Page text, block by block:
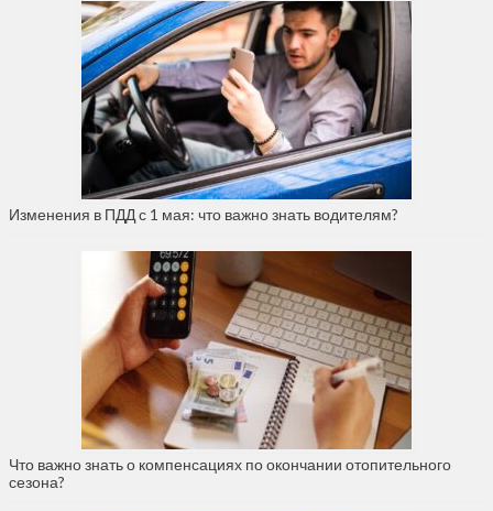
Изменения в ПДД с 1 мая: что важно знать водителям?
Что важно знать о компенсациях по окончании отопительного
сезона?